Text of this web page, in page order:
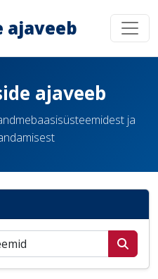
ajaveeb
ajaveeb
ja